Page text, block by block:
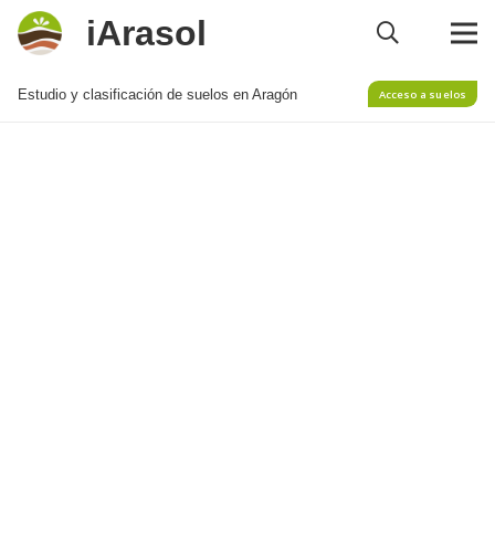
iArasol
Estudio y clasificación de suelos en Aragón Acceso a suelos